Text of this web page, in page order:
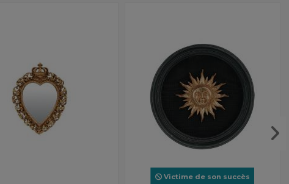
Victime de son succès